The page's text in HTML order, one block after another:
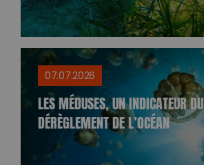
LES MÉDUSES, UN INDICATEUR DU
DÉRÈGLEMENT DE L’OCÉAN
07.07.2026